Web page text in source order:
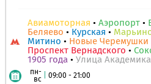
Авиамоторная • Аэропорт •
Беляево • Курская •
Митино • Новые Черемушки
Проспект Вернадского •
1905 года • Улица
пн-
вс
09:00 - 21:00